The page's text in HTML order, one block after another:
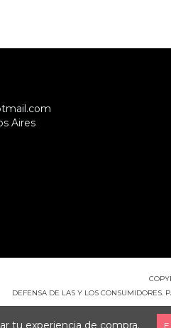
tu experiencia de compra.
Aires
DEFENSA DE LAS Y LOS CONSUMIDORES.